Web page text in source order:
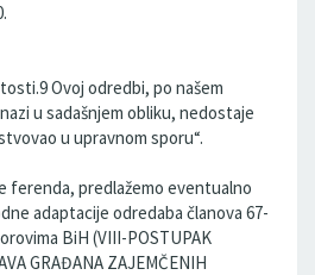
Ovoj odredbi, po našem
u sadašnjem obliku, nedostaje
u upravnom sporu“.
ferenda, predlažemo eventualno
adaptacije odredaba članova 67-
BiH (VIII-POSTUPAK
GRAĐANA ZAJEMČENIH